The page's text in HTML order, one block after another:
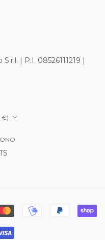
| P.I. 08526111219 |
€)